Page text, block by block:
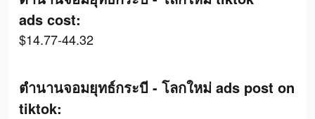
ads cost:
$14.77-44.32
ตำนานจอมยุทธ์กระบี - โลกใหม่ ads post on
tiktok: